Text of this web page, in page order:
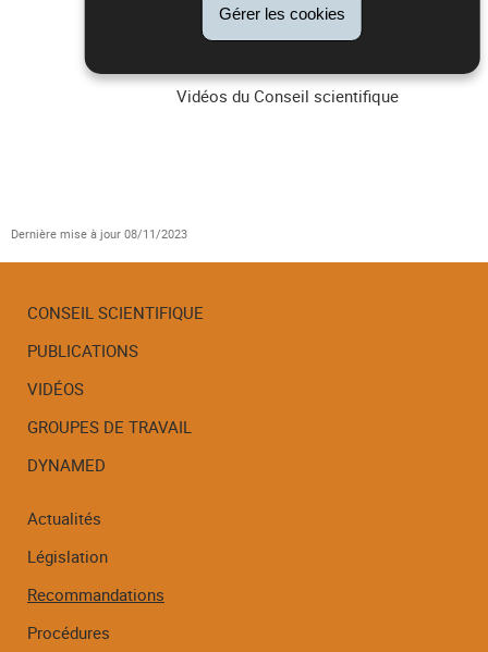
Gérer les cookies
Vidéos du Conseil scientifique
Dernière mise à jour 08/11/2023
Menu
de
navigation
CONSEIL SCIENTIFIQUE
PUBLICATIONS
VIDÉOS
GROUPES DE TRAVAIL
DYNAMED
Actualités
Législation
Recommandations
Procédures